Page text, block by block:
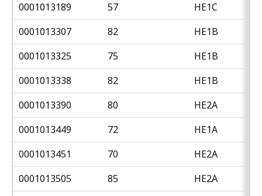
0001013189
57
HE1C
0001013307
82
HE1B
0001013325
75
HE1B
0001013338
82
HE1B
0001013390
80
HE2A
0001013449
72
HE1A
0001013451
70
HE2A
0001013505
85
HE2A